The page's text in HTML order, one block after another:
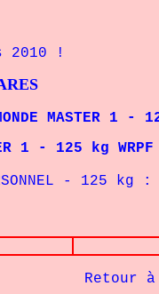
!
MASTER 1 -
- 125 kg WRPF
- 125 kg :
Retour